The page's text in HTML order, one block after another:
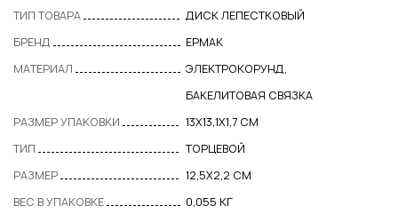
ТИП ТОВАРА
ДИСК ЛЕПЕСТКОВЫЙ
БРЕНД
ЕРМАК
МАТЕРИАЛ
ЭЛЕКТРОКОРУНД,
БАКЕЛИТОВАЯ СВЯЗКА
РАЗМЕР УПАКОВКИ
13X13,1X1,7 СМ
ТИП
ТОРЦЕВОЙ
РАЗМЕР
12,5Х2,2 СМ
ВЕС В УПАКОВКЕ
0,055 КГ